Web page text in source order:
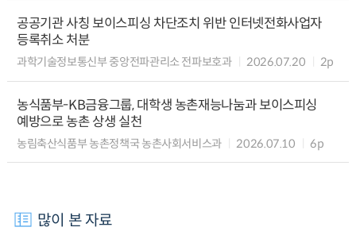
공공기관 사칭 보이스피싱 차단조치 위반 인터넷전화사업자
등록취소 처분
과학기술정보통신부 중앙전파관리소 전파보호과 2026.07.20 2p
농식품부-KB금융그룹, 대학생 농촌재능나눔과 보이스피싱
예방으로 농촌 상생 실천
농림축산식품부 농촌정책국 농촌사회서비스과 2026.07.10 6p
많이 본 자료